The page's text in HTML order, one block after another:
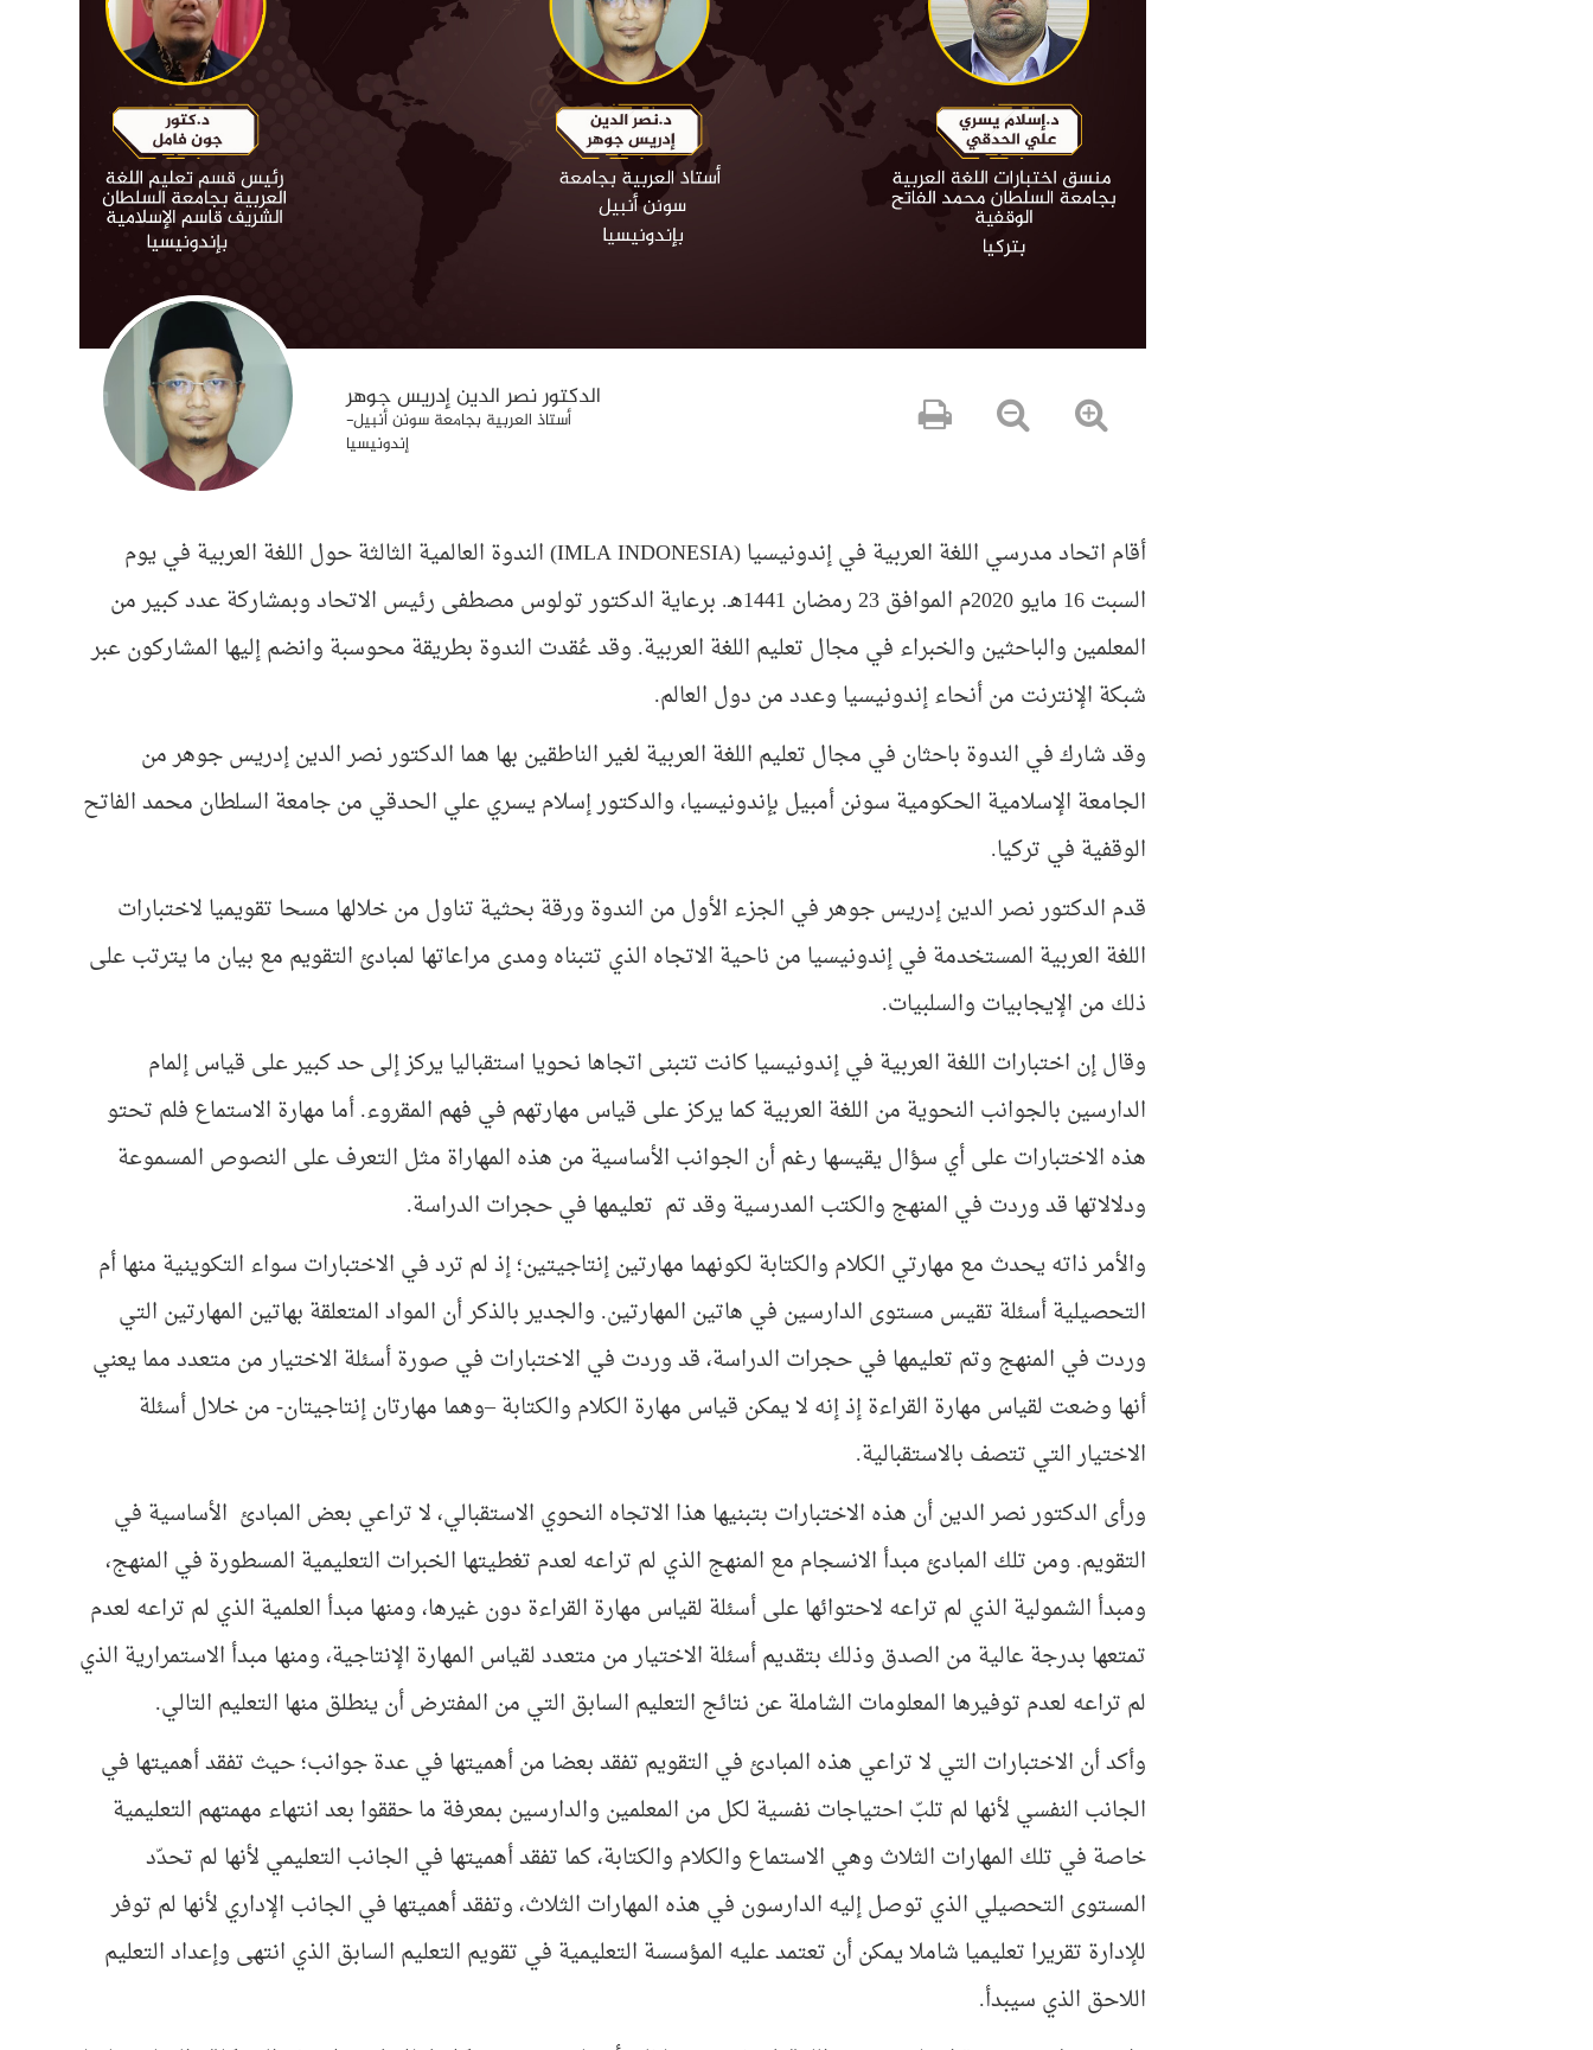
الدكتور نصر الدين إدريس جوهر
أستاذ العربية بجامعة سونن أنبيل-
إندونيسيا
أقام اتحاد مدرسي اللغة العربية في إندونيسيا (IMLA INDONESIA) الندوة العالمية الثالثة حول اللغة العربية في يوم
السبت 16 مايو 2020م الموافق 23 رمضان 1441هـ. برعاية الدكتور تولوس مصطفى رئيس الاتحاد وبمشاركة عدد كبير من
المعلمين والباحثين والخبراء في مجال تعليم اللغة العربية. وقد عُقدت الندوة بطريقة محوسبة وانضم إليها المشاركون عبر
شبكة الإنترنت من أنحاء إندونيسيا وعدد من دول العالم.
وقد شارك في الندوة باحثان في مجال تعليم اللغة العربية لغير الناطقين بها هما الدكتور نصر الدين إدريس جوهر من
الجامعة الإسلامية الحكومية سونن أمبيل بإندونيسيا، والدكتور إسلام يسري علي الحدقي من جامعة السلطان محمد الفاتح
الوقفية في تركيا.
قدم الدكتور نصر الدين إدريس جوهر في الجزء الأول من الندوة ورقة بحثية تناول من خلالها مسحا تقويميا لاختبارات
اللغة العربية المستخدمة في إندونيسيا من ناحية الاتجاه الذي تتبناه ومدى مراعاتها لمبادئ التقويم مع بيان ما يترتب على
ذلك من الإيجابيات والسلبيات.
وقال إن اختبارات اللغة العربية في إندونيسيا كانت تتبنى اتجاها نحويا استقباليا يركز إلى حد كبير على قياس إلمام
الدارسين بالجوانب النحوية من اللغة العربية كما يركز على قياس مهارتهم في فهم المقروء. أما مهارة الاستماع فلم تحتو
هذه الاختبارات على أي سؤال يقيسها رغم أن الجوانب الأساسية من هذه المهاراة مثل التعرف على النصوص المسموعة
ودلالاتها قد وردت في المنهج والكتب المدرسية وقد تم تعليمها في حجرات الدراسة.
والأمر ذاته يحدث مع مهارتي الكلام والكتابة لكونهما مهارتين إنتاجيتين؛ إذ لم ترد في الاختبارات سواء التكوينية منها أم
التحصيلية أسئلة تقيس مستوى الدارسين في هاتين المهارتين. والجدير بالذكر أن المواد المتعلقة بهاتين المهارتين التي
وردت في المنهج وتم تعليمها في حجرات الدراسة، قد وردت في الاختبارات في صورة أسئلة الاختيار من متعدد مما يعني
أنها وضعت لقياس مهارة القراءة إذ إنه لا يمكن قياس مهارة الكلام والكتابة –وهما مهارتان إنتاجيتان- من خلال أسئلة
الاختيار التي تتصف بالاستقبالية.
ورأى الدكتور نصر الدين أن هذه الاختبارات بتبنيها هذا الاتجاه النحوي الاستقبالي، لا تراعي بعض المبادئ الأساسية في
التقويم. ومن تلك المبادئ مبدأ الانسجام مع المنهج الذي لم تراعه لعدم تغطيتها الخبرات التعليمية المسطورة في المنهج،
ومبدأ الشمولية الذي لم تراعه لاحتوائها على أسئلة لقياس مهارة القراءة دون غيرها، ومنها مبدأ العلمية الذي لم تراعه لعدم
تمتعها بدرجة عالية من الصدق وذلك بتقديم أسئلة الاختيار من متعدد لقياس المهارة الإنتاجية، ومنها مبدأ الاستمرارية الذي
لم تراعه لعدم توفيرها المعلومات الشاملة عن نتائج التعليم السابق التي من المفترض أن ينطلق منها التعليم التالي.
وأكد أن الاختبارات التي لا تراعي هذه المبادئ في التقويم تفقد بعضا من أهميتها في عدة جوانب؛ حيث تفقد أهميتها في
الجانب النفسي لأنها لم تلبّ احتياجات نفسية لكل من المعلمين والدارسين بمعرفة ما حققوا بعد انتهاء مهمتهم التعليمية
خاصة في تلك المهارات الثلاث وهي الاستماع والكلام والكتابة، كما تفقد أهميتها في الجانب التعليمي لأنها لم تحدّد
المستوى التحصيلي الذي توصل إليه الدارسون في هذه المهارات الثلاث، وتفقد أهميتها في الجانب الإداري لأنها لم توفر
للإدارة تقريرا تعليميا شاملا يمكن أن تعتمد عليه المؤسسة التعليمية في تقويم التعليم السابق الذي انتهى وإعداد التعليم
اللاحق الذي سيبدأ.